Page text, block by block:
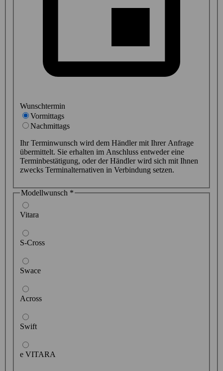
Wunschtermin
Vormittags
Nachmittags
Ihr Terminwunsch wird dem Händler mit Ihrer Anfrage
übermittelt. Sie erhalten im Anschluss entweder eine
Terminbestätigung, oder der Händler wird sich mit Ihnen
zwecks Terminalternativen in Verbindung setzen.
Modellwunsch *
Vitara
S-Cross
Swace
Across
Swift
e VITARA